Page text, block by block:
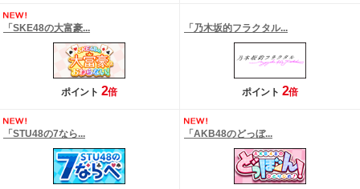
「SKE48の大富豪...
ポイント 2倍
「乃木坂的フラクタル...
ポイント 2倍
「STU48の7なら... 「AKB48のどっぼ...